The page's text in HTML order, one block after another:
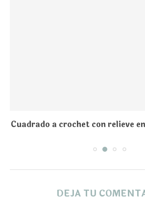
Cuadrado a crochet con relieve
DEJA TU